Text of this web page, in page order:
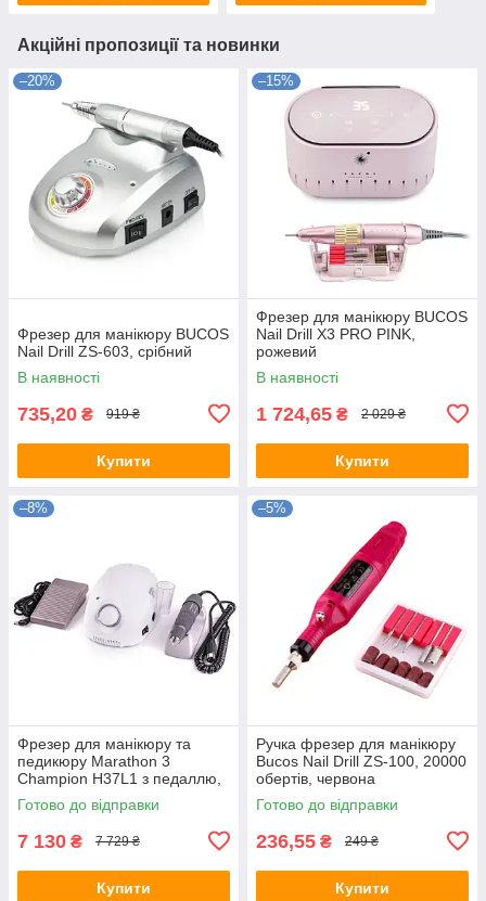
Акційні пропозиції та новинки
–20%
Фрезер для манікюру BUCOS
Nail Drill ZS-603, срібний
В наявності
735,20 ₴ 919 ₴
Купити
–15%
Фрезер для манікюру BUCOS
Nail Drill Х3 PRO PINK,
рожевий
В наявності
1 724,65 ₴ 2 029 ₴
Купити
–8%
Фрезер для манікюру та
педикюру Marathon 3
Champion H37L1 з педаллю,
білий
Готово до відправки
7 130 ₴ 7 729 ₴
Купити
–5%
Ручка фрезер для манікюру
Bucos Nail Drill ZS-100, 20000
обертів, червона
Готово до відправки
236,55 ₴ 249 ₴
Купити